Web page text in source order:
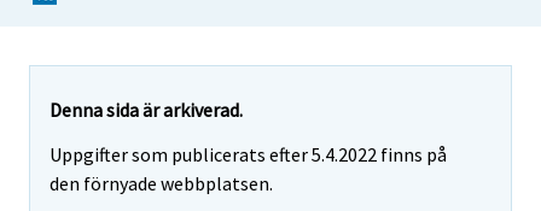
Denna sida är arkiverad.
Uppgifter som publicerats efter 5.4.2022 finns på
den förnyade webbplatsen.